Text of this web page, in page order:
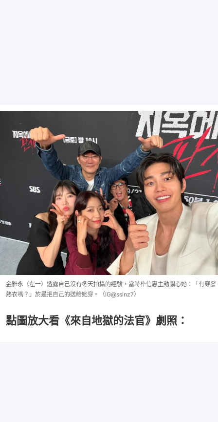
金雅永（左一）透露自己沒有冬天拍攝的經驗，當時朴信惠主動關心她：「有穿發
熱衣嗎？」於是把自己的送給她穿。（IG@ssinz7）
點圖放大看《來自地獄的法官》劇照：